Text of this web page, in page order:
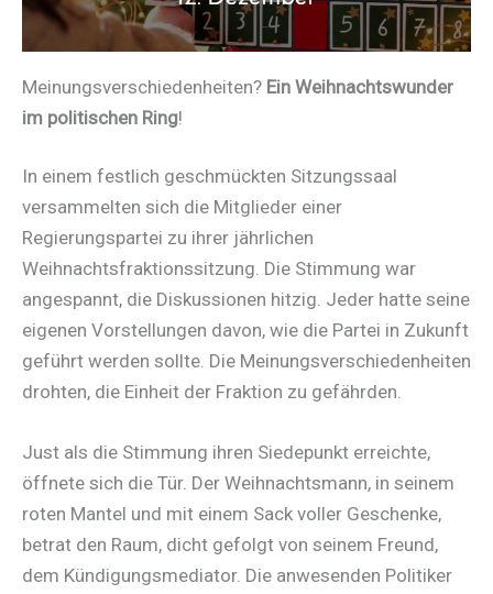
Meinungsverschiedenheiten? Ein Weihnachtswunder
im politischen Ring!
In einem festlich geschmückten Sitzungssaal
versammelten sich die Mitglieder einer
Regierungspartei zu ihrer jährlichen
Weihnachtsfraktionssitzung. Die Stimmung war
angespannt, die Diskussionen hitzig. Jeder hatte seine
eigenen Vorstellungen davon, wie die Partei in Zukunft
geführt werden sollte. Die Meinungsverschiedenheiten
drohten, die Einheit der Fraktion zu gefährden.
Just als die Stimmung ihren Siedepunkt erreichte,
öffnete sich die Tür. Der Weihnachtsmann, in seinem
roten Mantel und mit einem Sack voller Geschenke,
betrat den Raum, dicht gefolgt von seinem Freund,
dem Kündigungsmediator. Die anwesenden Politiker